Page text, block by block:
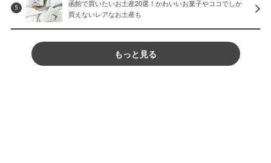
5
函館で買いたいお土産20選！かわいいお菓子やココでしか
買えないレアなお土産も
もっと見る